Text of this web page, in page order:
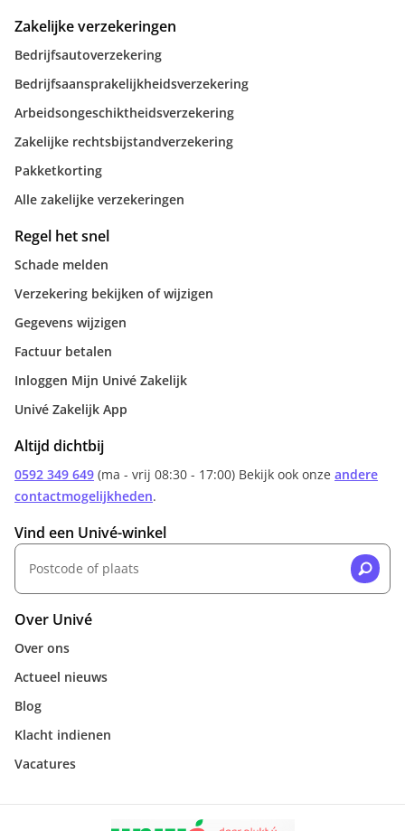
Zakelijke verzekeringen
Bedrijfsautoverzekering
Bedrijfsaansprakelijkheidsverzekering
Arbeidsongeschiktheidsverzekering
Zakelijke rechtsbijstandverzekering
Pakketkorting
Alle zakelijke verzekeringen
Regel het snel
Schade melden
Verzekering bekijken of wijzigen
Gegevens wijzigen
Factuur betalen
Inloggen Mijn Univé Zakelijk
Univé Zakelijk App
Altijd dichtbij
0592 349 649 (ma - vrij 08:30 - 17:00) Bekijk ook onze andere
contactmogelijkheden.
Vind een Univé-winkel
Over Univé
Over ons
Actueel nieuws
Blog
Klacht indienen
Vacatures